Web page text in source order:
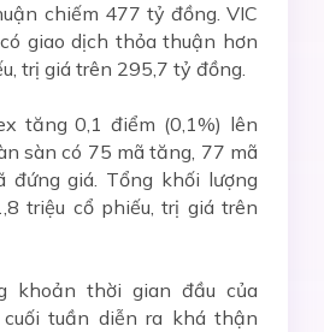
chiếm 477 tỷ đồng. VIC
giao dịch thỏa thuận hơn
trị giá trên 295,7 tỷ đồng.
tăng 0,1 điểm (0,1%) lên
sàn có 75 mã tăng, 77 mã
đứng giá. Tổng khối lượng
triệu cổ phiếu, trị giá trên
khoản thời gian đầu của
tuần diễn ra khá thận